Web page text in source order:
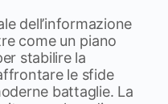
dell’informazione
come un piano
stabilire la
le sfide
battaglie. La